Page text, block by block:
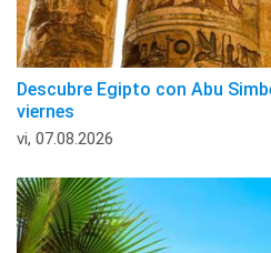
Descubre Egipto con Abu
viernes
vi, 07.08.2026